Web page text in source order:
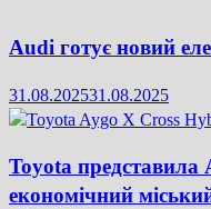
Audi готує новий
31.08.202531.08.2025
Toyota
економічний